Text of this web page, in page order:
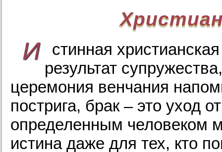
И
стинная
результат
церемония венчания
пострига, брак – это уход
определенным человеком
истина даже для тех, кто